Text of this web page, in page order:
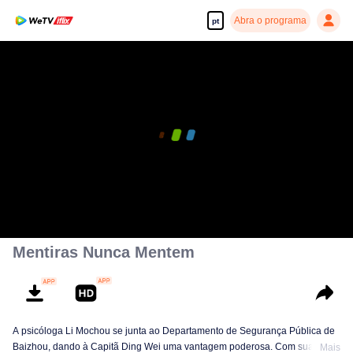
pt Abra o programa
Mentiras Nunca Mentem
A psicóloga Li Mochou se junta ao Departamento de Segurança Pública de
Baizhou, dando à Capitã Ding Wei uma vantagem poderosa. Com suas
Mais